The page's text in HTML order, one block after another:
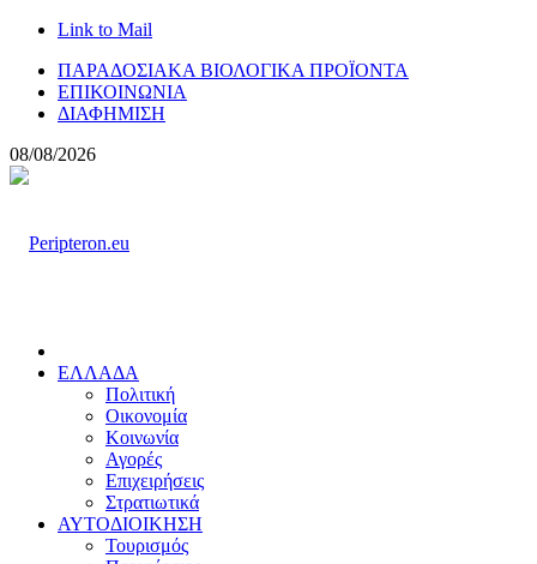
Link to Mail
ΠΑΡΑΔΟΣΙΑΚΑ ΒΙΟΛΟΓΙΚΑ ΠΡΟΪΟΝΤΑ
ΕΠΙΚΟΙΝΩΝΙΑ
ΔΙΑΦΗΜΙΣΗ
08/08/2026
ΕΛΛΑΔΑ
Πολιτική
Οικονομία
Κοινωνία
Αγορές
Επιχειρήσεις
Στρατιωτικά
ΑΥΤΟΔΙΟΙΚΗΣΗ
Τουρισμός